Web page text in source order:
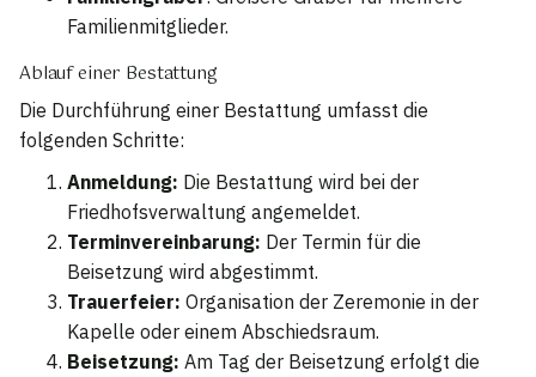
Familienmitglieder.
Ablauf einer Bestattung
Die Durchführung einer Bestattung umfasst die
folgenden Schritte:
Anmeldung: Die Bestattung wird bei der
Friedhofsverwaltung angemeldet.
Terminvereinbarung: Der Termin für die
Beisetzung wird abgestimmt.
Trauerfeier: Organisation der Zeremonie in der
Kapelle oder einem Abschiedsraum.
Beisetzung: Am Tag der Beisetzung erfolgt die